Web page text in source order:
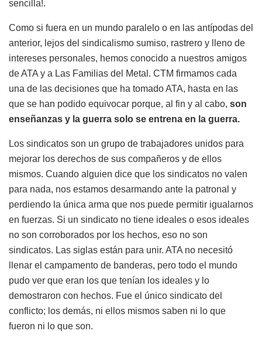
sencilla!.
Como si fuera en un mundo paralelo o en las antípodas del
anterior, lejos del sindicalismo sumiso, rastrero y lleno de
intereses personales, hemos conocido a nuestros amigos
de ATA y a Las Familias del Metal. CTM firmamos cada
una de las decisiones que ha tomado ATA, hasta en las
que se han podido equivocar porque, al fin y al cabo, son
enseñanzas y la guerra solo se entrena en la guerra.
Los sindicatos son un grupo de trabajadores unidos para
mejorar los derechos de sus compañeros y de ellos
mismos. Cuando alguien dice que los sindicatos no valen
para nada, nos estamos desarmando ante la patronal y
perdiendo la única arma que nos puede permitir igualarnos
en fuerzas. Si un sindicato no tiene ideales o esos ideales
no son corroborados por los hechos, eso no son
sindicatos. Las siglas están para unir. ATA no necesitó
llenar el campamento de banderas, pero todo el mundo
pudo ver que eran los que tenían los ideales y lo
demostraron con hechos. Fue el único sindicato del
conflicto; los demás, ni ellos mismos saben ni lo que
fueron ni lo que son.